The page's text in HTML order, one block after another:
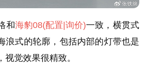
和海豹08(配置|询价)一致，横贯式
浪式的轮廓，包括内部的灯带也是
视觉效果很精致。